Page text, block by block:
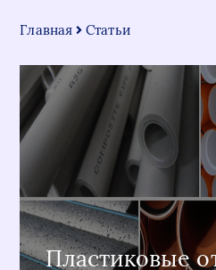
Главная Статьи
Пластиковые